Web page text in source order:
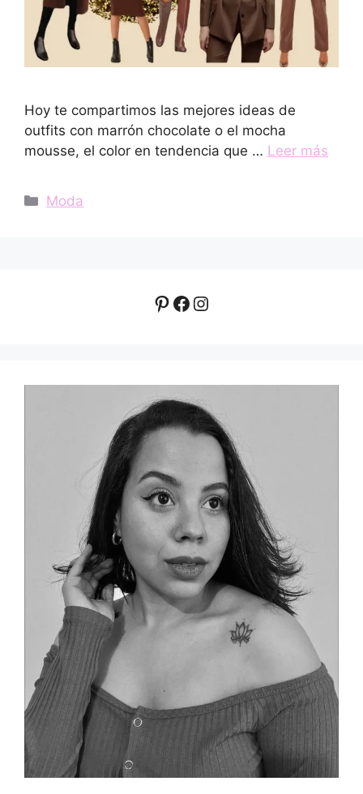
Hoy te compartimos las mejores ideas de
outfits con marrón chocolate o el mocha
mousse, el color en tendencia que … Leer más
Categorías
Moda
Pinterest
Facebook
Instagram